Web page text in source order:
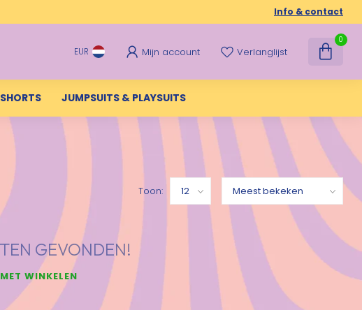
Info & contact
EUR Mijn account Verlanglijst
0
JUMPSUITS & PLAYSUITS
Toon:
GEVONDEN!
WINKELEN